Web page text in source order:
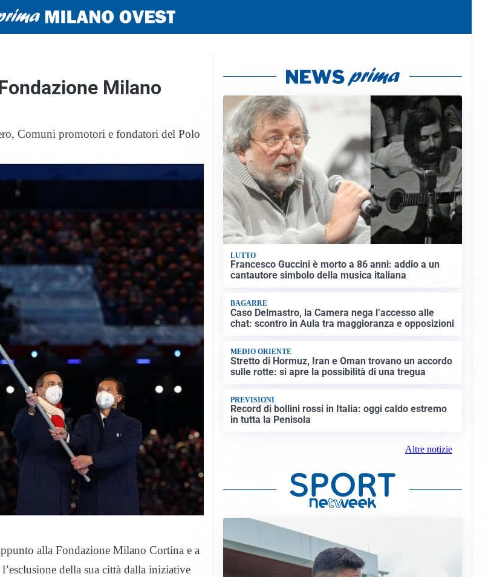
Milano
Comuni promotori e fondatori del Polo
alla Fondazione Milano Cortina e a
della sua città dalla iniziative
LUTTO
Francesco Guccini è morto a 86 anni: addio a un
cantautore simbolo della musica italiana
BAGARRE
Caso Delmastro, la Camera nega l’accesso alle
chat: scontro in Aula tra maggioranza e opposizioni
MEDIO ORIENTE
Stretto di Hormuz, Iran e Oman trovano un accordo
sulle rotte: si apre la possibilità di una tregua
PREVISIONI
Record di bollini rossi in Italia: oggi caldo estremo
in tutta la Penisola
Altre notizie